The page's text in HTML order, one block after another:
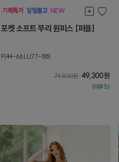
포켓 소프트 쭈리 원피스 [퍼플]
F(44-66),L(77-88)
74,800원 49,300원
(리뷰:5)